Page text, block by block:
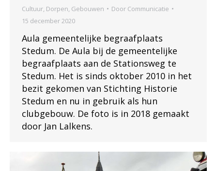
Cultuur, Dorpen, Gebouwen Door Communicatie
15 december 2020
Aula gemeentelijke begraafplaats
Stedum. De Aula bij de gemeentelijke
begraafplaats aan de Stationsweg te
Stedum. Het is sinds oktober 2010 in het
bezit gekomen van Stichting Historie
Stedum en nu in gebruik als hun
clubgebouw. De foto is in 2018 gemaakt
door Jan Lalkens.